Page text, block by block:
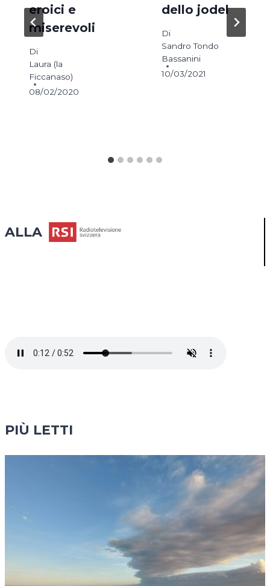
eroici e
miserevoli
Di
Laura (la
Ficcanaso)
08/02/2020
dello jodel
Di
Sandro Tondo
Bassanini
10/03/2021
ALLA
PIÙ LETTI